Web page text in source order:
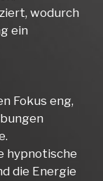
wodurch
ein
Fokus eng,
hypnotische
die Energie